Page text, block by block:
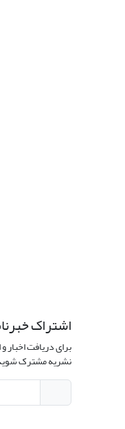
اشتراک
برای دریافت اخبار
نشریه مشترک